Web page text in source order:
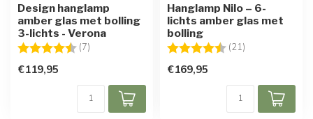
Design hanglamp
amber glas met bolling
3-lichts - Verona
Beoordeling: (7)
€119,95
Hanglamp Nilo – 6-
lichts amber glas met
bolling
Beoordeling: (21)
€169,95